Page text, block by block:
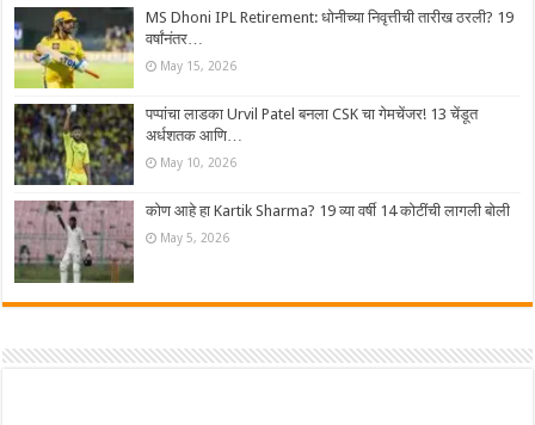
MS Dhoni IPL Retirement: धोनीच्या निवृत्तीची तारीख ठरली? 19
वर्षांनंतर…
May 15, 2026
पप्पांचा लाडका Urvil Patel बनला CSK चा गेमचेंजर! 13 चेंडूत
अर्धशतक आणि…
May 10, 2026
कोण आहे हा Kartik Sharma? 19 व्या वर्षी 14 कोटींची लागली बोली
May 5, 2026